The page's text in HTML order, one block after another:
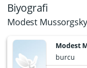
Biyografi
Modest
Modest
burcu